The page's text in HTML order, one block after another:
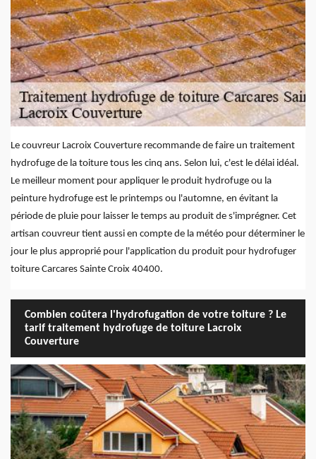
Le couvreur Lacroix Couverture recommande de faire un traitement
hydrofuge de la toiture tous les cinq ans. Selon lui, c'est le délai idéal.
Le meilleur moment pour appliquer le produit hydrofuge ou la
peinture hydrofuge est le printemps ou l'automne, en évitant la
période de pluie pour laisser le temps au produit de s'imprégner. Cet
artisan couvreur tient aussi en compte de la météo pour déterminer le
jour le plus approprié pour l'application du produit pour hydrofuger
toiture Carcares Sainte Croix 40400.
Combien coûtera l'hydrofugation de votre toiture ? Le
tarif traitement hydrofuge de toiture Lacroix
Couverture